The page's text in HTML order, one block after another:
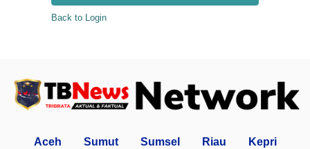
Back to Login
Aceh Sumut Sumsel Riau Kepri